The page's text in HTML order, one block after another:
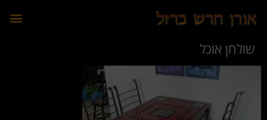
שולחן אוכל